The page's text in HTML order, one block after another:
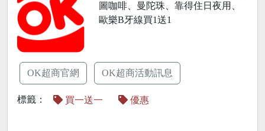
圖咖啡、曼陀珠、靠得住日夜用、
歐樂B牙線買1送1
OK超商官網 OK超商活動訊息
標籤： 買一送一 優惠